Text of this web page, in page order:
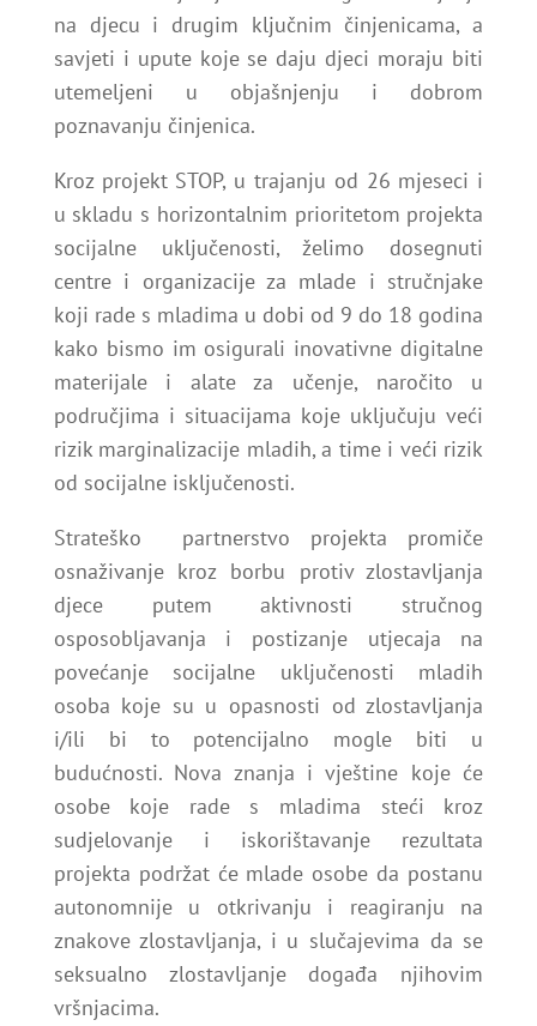
na djecu i drugim ključnim činjenicama, a
savjeti i upute koje se daju djeci moraju biti
utemeljeni u objašnjenju i dobrom
poznavanju činjenica.
Kroz projekt STOP, u trajanju od 26 mjeseci i
u skladu s horizontalnim prioritetom projekta
socijalne uključenosti, želimo dosegnuti
centre i organizacije za mlade i stručnjake
koji rade s mladima u dobi od 9 do 18 godina
kako bismo im osigurali inovativne digitalne
materijale i alate za učenje, naročito u
područjima i situacijama koje uključuju veći
rizik marginalizacije mladih, a time i veći rizik
od socijalne isključenosti.
Strateško partnerstvo projekta promiče
osnaživanje kroz borbu protiv zlostavljanja
djece putem aktivnosti stručnog
osposobljavanja i postizanje utjecaja na
povećanje socijalne uključenosti mladih
osoba koje su u opasnosti od zlostavljanja
i/ili bi to potencijalno mogle biti u
budućnosti. Nova znanja i vještine koje će
osobe koje rade s mladima steći kroz
sudjelovanje i iskorištavanje rezultata
projekta podržat će mlade osobe da postanu
autonomnije u otkrivanju i reagiranju na
znakove zlostavljanja, i u slučajevima da se
seksualno zlostavljanje događa njihovim
vršnjacima.